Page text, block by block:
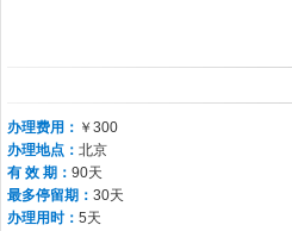
办理费用： ￥300
办理地点： 北京
有 效 期： 90天
最多停留期： 30天
办理用时： 5天